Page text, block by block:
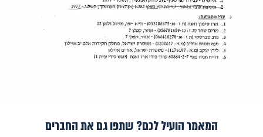
המאמר הועיל לכם? שתפו גם את החברים